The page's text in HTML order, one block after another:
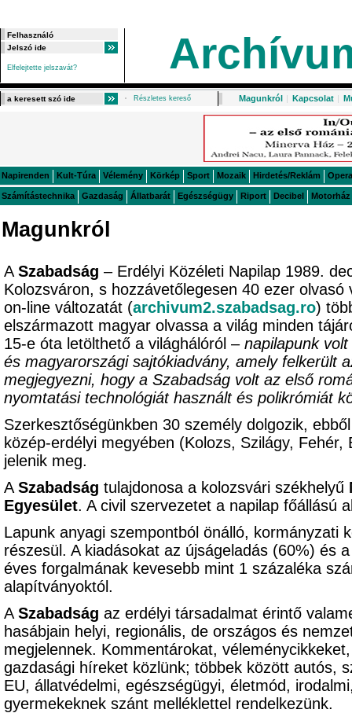
Elfelejtette jelszavát?
Részletes kereső Magunkról | Kapcsolat |
Napirenden Kult-Túra Vélemény Körkép Sport Mozaik Hirdetés/Reklám Opera
Számítástechnika Gazdaság Állatbarát Egészségügy Riport Decibel Motorház
Magunkról
A Szabadság – Erdélyi Közéleti Napilap 1989.
Kolozsváron, s hozzávetőlegesen 40 ezer
on-line változatát (archivum2.szabadsag.ro)
elszármazott magyar olvassa a világ minden
15-e óta letölthető a világhálóról – napilapunk
és magyarországi sajtókiadvány, amely felkerült
megjegyezni, hogy a Szabadság volt az első
nyomtatási technológiát használt és polikrómiát
Szerkesztőségünkben 30 személy dolgozik,
közép-erdélyi megyében (Kolozs, Szilágy,
jelenik meg.
A Szabadság tulajdonosa a kolozsvári székhelyű
Egyesület. A civil szervezetet a napilap főállású
Lapunk anyagi szempontból önálló, kormányzati
részesül. A kiadásokat az újságeladás (60%) és
éves forgalmának kevesebb mint 1 százaléka
alapítványoktól.
A Szabadság az erdélyi társadalmat érintő
hasábjain helyi, regionális, de országos és
megjelennek. Kommentárokat,
gazdasági híreket közlünk; többek között autós,
EU, állatvédelmi, egészségügyi, életmód,
gyermekeknek szánt melléklettel rendelkezünk.